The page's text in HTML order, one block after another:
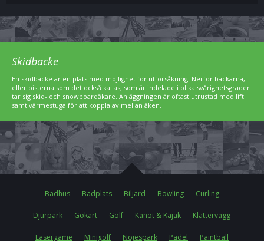
Skidbacke
En skidbacke är en plats med möjlighet för utförsåkning. Nerför backarna,
eller pisterna som det också kallas, som är indelade i olika svårighetsgrader
tar sig skid- och snowboardåkare. Anläggningen är oftast utrustad med lift
samt värmestuga för att koppla av mellan åken.
Badhus Badplats Biljard Bowling Curling
Djurpark Gokart Golf Kanot & Kajak Klättervägg
Lasergame Minigolf Nöjespark Padel Paintball